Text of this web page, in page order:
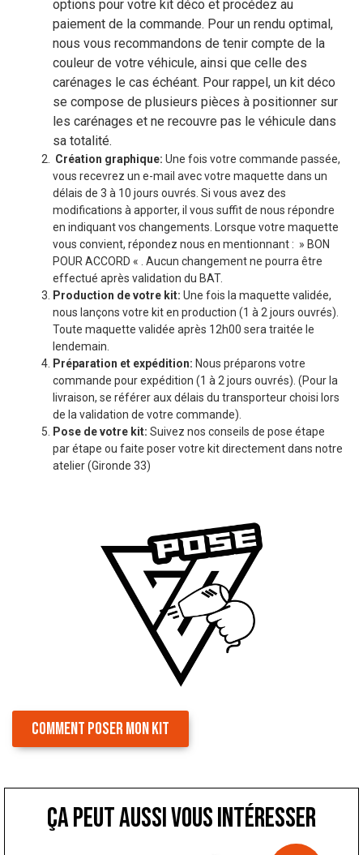
options pour votre kit déco et procédez au
paiement de la commande. Pour un rendu optimal,
nous vous recommandons de tenir compte de la
couleur de votre véhicule, ainsi que celle des
carénages le cas échéant. Pour rappel, un kit déco
se compose de plusieurs pièces à positionner sur
les carénages et ne recouvre pas le véhicule dans
sa totalité.
Création graphique: Une fois votre commande passée,
vous recevrez un e-mail avec votre maquette dans un
délais de 3 à 10 jours ouvrés. Si vous avez des
modifications à apporter, il vous suffit de nous répondre
en indiquant vos changements. Lorsque votre maquette
vous convient, répondez nous en mentionnant : » BON
POUR ACCORD « . Aucun changement ne pourra être
effectué après validation du BAT.
Production de votre kit: Une fois la maquette validée,
nous lançons votre kit en production (1 à 2 jours ouvrés).
Toute maquette validée après 12h00 sera traitée le
lendemain.
Préparation et expédition: Nous préparons votre
commande pour expédition (1 à 2 jours ouvrés). (Pour la
livraison, se référer aux délais du transporteur choisi lors
de la validation de votre commande).
Pose de votre kit: Suivez nos conseils de pose étape
par étape ou faite poser votre kit directement dans notre
atelier (Gironde 33)
COMMENT POSER MON KIT
ça peut aussi vous intéresser